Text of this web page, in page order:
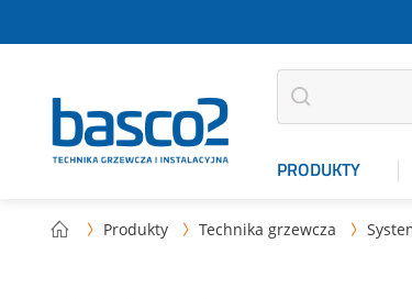
PRODUKTY
 Produkty  Technika grzewcza 